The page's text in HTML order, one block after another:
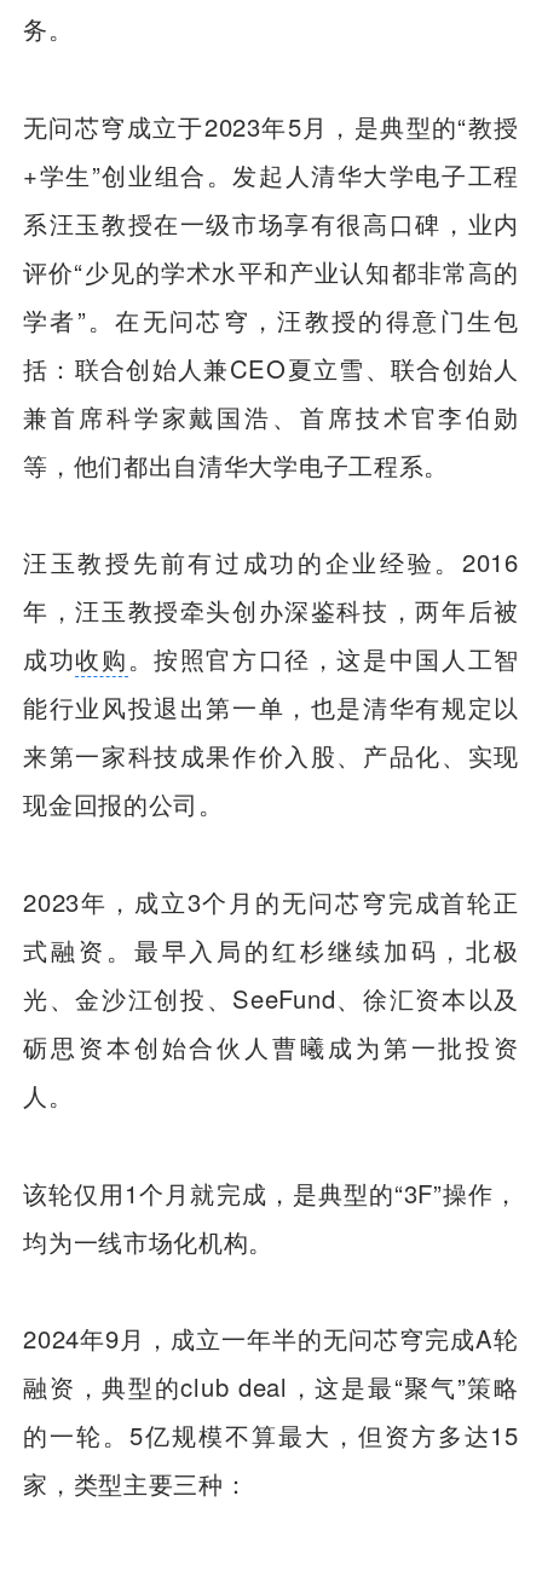
务。
无问芯穹成立于2023年5月，是典型的“教授
+学生”创业组合。发起人清华大学电子工程
系汪玉教授在一级市场享有很高口碑，业内
评价“少见的学术水平和产业认知都非常高的
学者”。在无问芯穹，汪教授的得意门生包
括：联合创始人兼CEO夏立雪、联合创始人
兼首席科学家戴国浩、首席技术官李伯勋
等，他们都出自清华大学电子工程系。
汪玉教授先前有过成功的企业经验。2016
年，汪玉教授牵头创办深鉴科技，两年后被
成功收购。按照官方口径，这是中国人工智
能行业风投退出第一单，也是清华有规定以
来第一家科技成果作价入股、产品化、实现
现金回报的公司。
2023年，成立3个月的无问芯穹完成首轮正
式融资。最早入局的红杉继续加码，北极
光、金沙江创投、SeeFund、徐汇资本以及
砺思资本创始合伙人曹曦成为第一批投资
人。
该轮仅用1个月就完成，是典型的“3F”操作，
均为一线市场化机构。
2024年9月，成立一年半的无问芯穹完成A轮
融资，典型的club deal，这是最“聚气”策略
的一轮。5亿规模不算最大，但资方多达15
家，类型主要三种：